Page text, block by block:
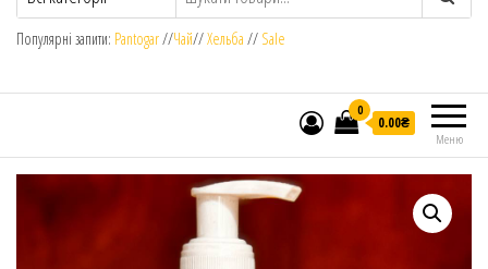
Популярні запити: Pantogar//Чай//Хельба // Sale
Меню
0
0.00₴